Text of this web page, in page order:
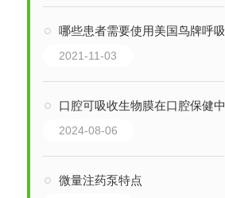
哪些患者需要使用美国鸟牌呼吸机？
2021-11-03
口腔可吸收生物膜在口腔保健中的作用与前景
2024-08-06
微量注药泵特点